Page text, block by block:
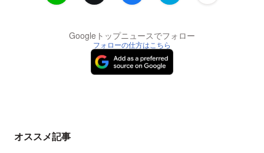
Googleトップニュースでフォロー
フォローの仕方はこちら
オススメ記事